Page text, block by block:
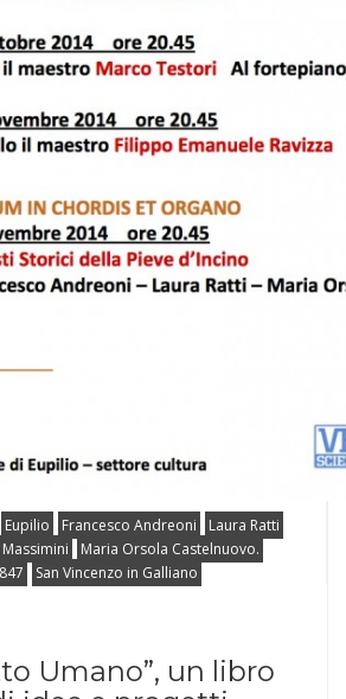
Eupilio Francesco Andreoni
Laura Ratti
Maria Orsola Castelnuovo.
San Vincenzo in Galliano
Umano”, un libro